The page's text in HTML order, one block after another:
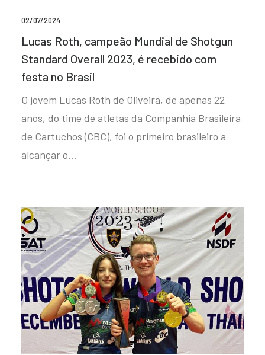
02/07/2024
Lucas Roth, campeão Mundial de Shotgun
Standard Overall 2023, é recebido com
festa no Brasil
O jovem Lucas Roth de Oliveira, de apenas 22
anos, do time de atletas da Companhia Brasileira
de Cartuchos (CBC), foi o primeiro brasileiro a
alcançar o…